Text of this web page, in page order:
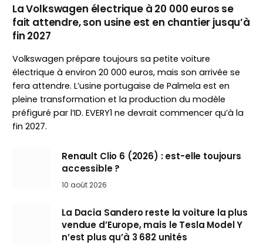
La Volkswagen électrique à 20 000 euros se
fait attendre, son usine est en chantier jusqu’à
fin 2027
Volkswagen prépare toujours sa petite voiture
électrique à environ 20 000 euros, mais son arrivée se
fera attendre. L’usine portugaise de Palmela est en
pleine transformation et la production du modèle
préfiguré par l’ID. EVERY1 ne devrait commencer qu’à la
fin 2027.
Renault Clio 6 (2026) : est-elle toujours
accessible ?
10 août 2026
La Dacia Sandero reste la voiture la plus
vendue d’Europe, mais le Tesla Model Y
n’est plus qu’à 3 682 unités